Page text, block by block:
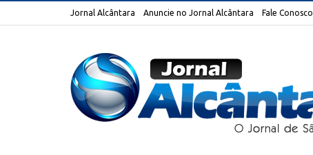
Jornal Alcântara Anuncie no Jornal Alcântara Fale Conosco